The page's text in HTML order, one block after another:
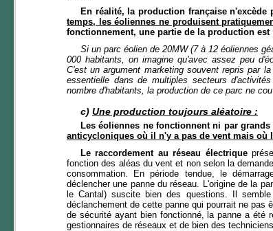
En réalité, la production française
temps, les éoliennes ne produisent
fonctionnement, une partie de la production
Si un parc éolien de 20MW (7 à 12 éoliennes
000 habitants, on imagine qu'avec assez peu
C'est un argument marketing souvent repris par
essentielle dans de multiples secteurs
nombre d'habitants, la production de ce parc ne
c) Une production toujours aléatoire :
Les éoliennes ne fonctionnent ni par
anticycloniques où il n'y a pas de vent mais où
Le raccordement au réseau électrique
fonction des aléas du vent et non selon la
consommation. En période tendue, le
déclencher une panne du réseau. L'origine de la
le Cantal) suscite bien des questions. Il
déclanchement de cette panne qui pourrait ne pas
de sécurité ayant bien fonctionné, la panne a été
gestionnaires de réseaux et de bien des